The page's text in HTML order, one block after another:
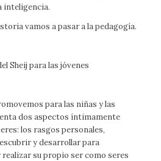
inteligencia.
vamos a pasar a la pedagogía.
Sheij para las jóvenes
para las niñas y las
dos aspectos íntimamente
los rasgos personales,
y desarrollar para
su propio ser como seres